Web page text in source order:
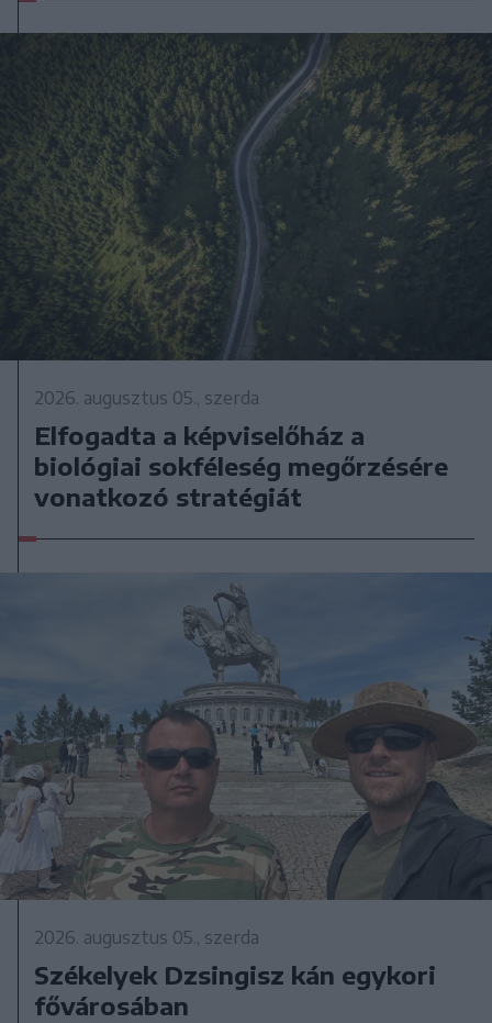
2026. augusztus 05., szerda
Elfogadta a képviselőház a
biológiai sokféleség megőrzésére
vonatkozó stratégiát
2026. augusztus 05., szerda
Székelyek Dzsingisz kán egykori
fővárosában